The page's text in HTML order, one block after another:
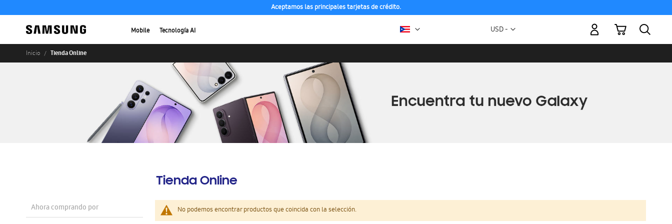
Compra con ENVÍO GRATIS a tu hogar desde 48h hábiles
Mobile Tecnología AI Moneda
USD -
Mi carrito
Inicio Tienda Online
Tienda Online
No podemos encontrar productos que coincida con la selección.
Ahora comprando por